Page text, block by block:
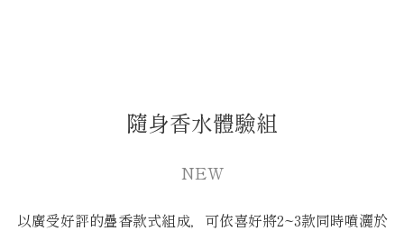
隨身香水體驗組
NEW
以廣受好評的疊香款式組成，可依喜好將2~3款同時噴灑於